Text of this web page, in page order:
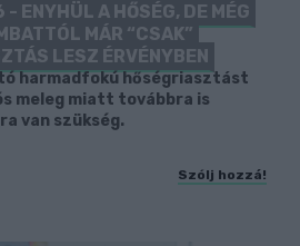
ENYHÜL A HŐSÉG, DE MÉG
MÁR “CSAK”
LESZ ÉRVÉNYBEN
harmadfokú hőségriasztást
meleg miatt továbbra is
van szükség.
Szólj hozzá!